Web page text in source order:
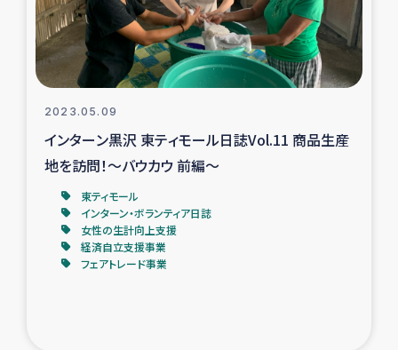
ガザ地区における被災住民への緊急支援
ガザ地区酪農を通した女性グループの生計支援
ふりかけ普及と食生活改善による栄養改善事業
フェアトレード事業
女性の生計向上を通じた子どもの栄養改善事業
2023.05.09
インターン黒沢 東ティモール日誌Vol.11 商品生産
地を訪問！～バウカウ 前編～
東ティモール
インターン・ボランティア日誌
女性の生計向上支援
経済自立支援事業
フェアトレード事業